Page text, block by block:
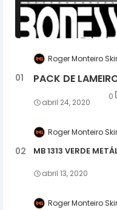
Roger Monteiro
PACK DE
abril 24, 2020
0
Roger Monteiro
MB 1313 VERDE
abril 13, 2020
Roger Monteiro